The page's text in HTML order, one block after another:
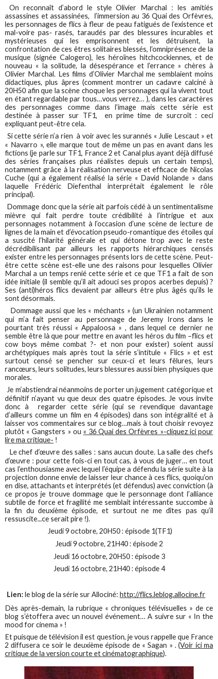
On reconnaît d’abord le style Olivier Marchal : les amitiés
assassines et assassinées, l’immersion au 36 Quai des Orfèvres,
les personnages de flics à fleur de peau fatigués de l’existence et
mal-voire pas- rasés, taraudés par des blessures incurables et
mystérieuses qui les emprisonnent et les détruisent, la
confrontation de ces êtres solitaires blessés, l’omniprésence de la
musique (signée Calogero), les héroïnes hitchcockiennes, et de
nouveau « la solitude, la désespérance et l’errance » chères à
Olivier Marchal. Les films d’Olivier Marchal me semblaient moins
didactiques, plus âpres (comment montrer un cadavre calciné à
20H50 afin que la scène choque les personnages qui la vivent tout
en étant regardable par tous…vous verrez… ), dans les caractères
des personnages comme dans l’image mais cette série est
destinée à passer sur TF1, en prime time de surcroît : ceci
expliquant peut-être cela.
Si cette série n’a rien à voir avec les surannés « Julie Lescaut » et
« Navarro », elle marque tout de même un pas en avant dans les
fictions (je parle sur TF1, France 2 et Canal plus ayant déjà diffusé
des séries françaises plus réalistes depuis un certain temps),
notamment grâce à la réalisation nerveuse et efficace de Nicolas
Cuche (qui a également réalisé la série « David Nolande » dans
laquelle Frédéric Diefenthal interprétait également le rôle
principal).
Dommage donc que la série ait parfois cédé à un sentimentalisme
mièvre qui fait perdre toute crédibilité à l’intrigue et aux
personnages notamment à l’occasion d’une scène de lecture de
lignes de la main et d’évocation pseudo-romantique des étoiles qui
a suscité l’hilarité générale et qui détone trop avec le reste
décrédibilisant par ailleurs les rapports hiérarchiques censés
exister entre les personnages présents lors de cette scène. Peut-
être cette scène est-elle une des raisons pour lesquelles Olivier
Marchal a un temps renié cette série et ce que TF1 a fait de son
idée initiale (il semble qu’il ait adouci ses propos acerbes depuis) ?
Ses (anti)héros flics devaient par ailleurs être plus âgés qu’ils le
sont désormais.
Dommage aussi que les « méchants » (un Ukrainien notamment
qui m’a fait penser au personnage de Jeremy Irons dans le
pourtant très réussi « Appaloosa » , dans lequel ce dernier ne
semble être là que pour mettre en avant les héros du film –flics et
cow boys même combat ?- et non pour exister) soient aussi
archétypiques mais après tout la série s’intitule « Flics » et est
surtout censé se pencher sur ceux-ci et leurs fêlures, leurs
rancœurs, leurs solitudes, leurs blessures aussi bien physiques que
morales.
Je m’abstiendrai néanmoins de porter un jugement catégorique et
définitif n’ayant vu que deux des quatre épisodes. Je vous invite
donc à regarder cette série (qui se revendique davantage
d’ailleurs comme un film en 4 épisodes) dans son intégralité et à
laisser vos commentaires sur ce blog…mais à tout choisir revoyez
plutôt « Gangsters » ou « 36 Quai des Orfèvres »-cliquez ici pour
lire ma critique- !
Le chef d’œuvre des salles : sans aucun doute. La salle des chefs
d’œuvre : pour cette fois-ci en tout cas, à vous de juger… en tout
cas l’enthousiasme avec lequel l’équipe a défendu la série suite à la
projection donne envie de laisser leur chance à ces flics, quoiqu’on
en dise, attachants et interprétés (et défendus) avec conviction (à
ce propos je trouve dommage que le personnage dont l’alliance
subtile de force et fragilité me semblait intéressante succombe à
la fin du deuxième épisode, et surtout ne me dîtes pas qu’il
ressuscite...ce serait pire !).
Jeudi 9 octobre, 20H50 : épisode 1(TF1)
Jeudi 9 octobre, 21H40 : épisode 2
Jeudi 16 octobre, 20H50 : épisode 3
Jeudi 16 octobre, 21H40 : épisode 4
Lien: le blog de la série sur Allociné:http://flics.leblog.allocine.fr
Dès après-demain, la rubrique « chroniques télévisuelles » de ce
blog s’étoffera avec un nouvel événement… A suivre sur « In the
mood for cinema » !
Et puisque de télévision il est question, je vous rappelle que France
2 diffusera ce soir le deuxième épisode de « Sagan » . (Voir ici ma
critique de la version courte et cinématographique).